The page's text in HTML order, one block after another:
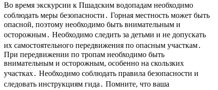
Во время экскурсии к Пшадским водопадам необходимо
соблюдать меры безопасности․ Горная местность может быть
опасной, поэтому необходимо быть внимательным и
осторожным․ Необходимо следить за детьми и не допускать
их самостоятельного передвижения по опасным участкам․
При передвижении по тропам необходимо быть
внимательным и осторожным, особенно на скользких
участках․ Необходимо соблюдать правила безопасности и
следовать инструкциям гида․ Помните, что ваша